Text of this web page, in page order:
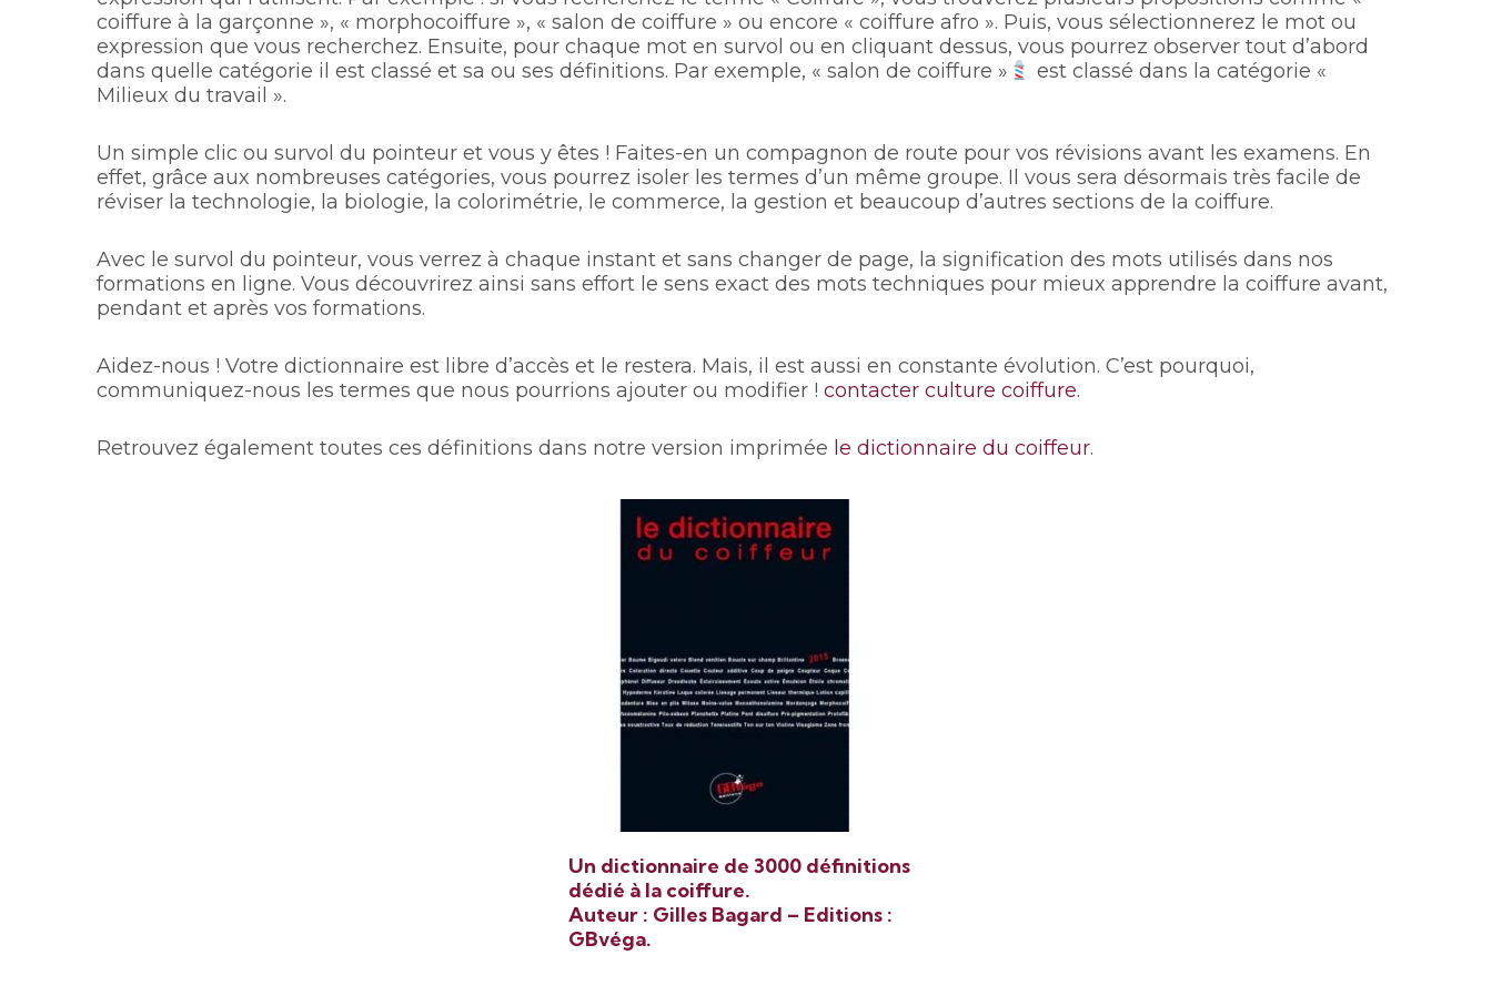
coiffure à la garçonne », « morphocoiffure », « salon de coiffure » ou encore « coiffure afro ». Puis, vous sélectionnerez le mot ou
expression que vous recherchez. Ensuite, pour chaque mot en survol ou en cliquant dessus, vous pourrez observer tout d’abord
dans quelle catégorie il est classé et sa ou ses définitions. Par exemple, « salon de coiffure »
est classé dans la catégorie «
Milieux du travail ».
Un simple clic ou survol du pointeur et vous y êtes ! Faites-en un compagnon de route pour vos révisions avant les examens. En
effet, grâce aux nombreuses catégories, vous pourrez isoler les termes d’un même groupe. Il vous sera désormais très facile de
réviser la technologie, la biologie, la colorimétrie, le commerce, la gestion et beaucoup d’autres sections de la coiffure.
Avec le survol du pointeur, vous verrez à chaque instant et sans changer de page, la signification des mots utilisés dans nos
formations en ligne. Vous découvrirez ainsi sans effort le sens exact des mots techniques pour mieux apprendre la coiffure avant,
pendant et après vos formations.
Aidez-nous ! Votre dictionnaire est libre d’accès et le restera. Mais, il est aussi en constante évolution. C’est pourquoi,
communiquez-nous les termes que nous pourrions ajouter ou modifier ! contacter culture coiffure.
Retrouvez également toutes ces définitions dans notre version imprimée le dictionnaire du coiffeur.
Un dictionnaire de 3000 définitions
dédié à la coiffure.
Auteur : Gilles Bagard – Editions :
GBvéga.